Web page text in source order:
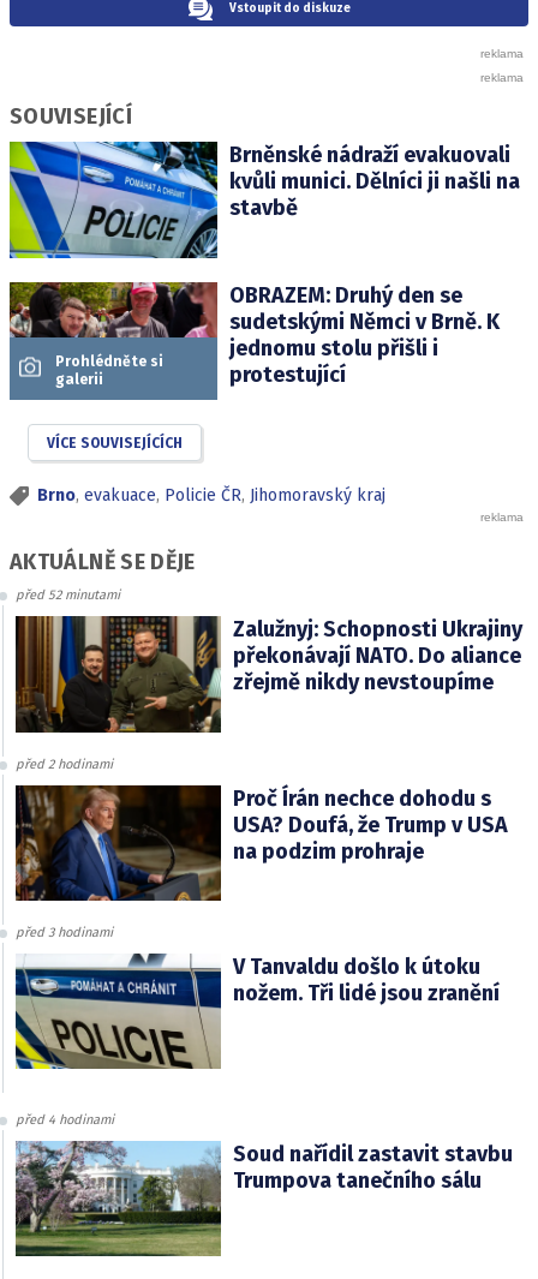
Vstoupit do diskuze
SOUVISEJÍCÍ
Brněnské nádraží evakuovali
kvůli munici. Dělníci ji našli na
stavbě
Prohlédněte si
galerii
OBRAZEM: Druhý den se
sudetskými Němci v Brně. K
jednomu stolu přišli i
protestující
VÍCE SOUVISEJÍCÍCH
Brno, evakuace, Policie ČR, Jihomoravský kraj
AKTUÁLNĚ SE DĚJE
před 52 minutami
Zalužnyj: Schopnosti Ukrajiny
překonávají NATO. Do aliance
zřejmě nikdy nevstoupíme
před 2 hodinami
Proč Írán nechce dohodu s
USA? Doufá, že Trump v USA
na podzim prohraje
před 3 hodinami
V Tanvaldu došlo k útoku
nožem. Tři lidé jsou zranění
před 4 hodinami
Soud nařídil zastavit stavbu
Trumpova tanečního sálu